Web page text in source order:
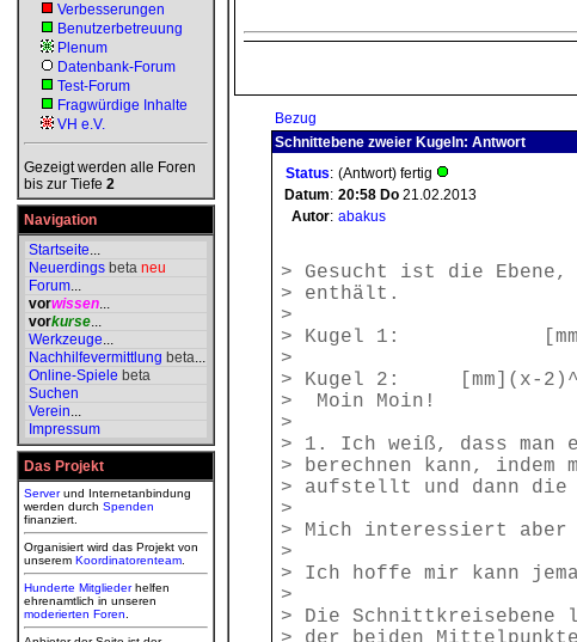
Verbesserungen
Benutzerbetreuung
Plenum
Datenbank-Forum
Test-Forum
Fragwürdige Inhalte
VH e.V.
Gezeigt werden alle Foren
bis zur Tiefe 2
Navigation
Startseite...
Neuerdings beta neu
Forum...
vorwissen...
vorkurse...
Werkzeuge...
Nachhilfevermittlung beta...
Online-Spiele beta
Suchen
Verein...
Impressum
Das Projekt
Serverund Internetanbindung
werden durch Spenden
finanziert.
Organisiert wird das Projekt von
unserem Koordinatorenteam
Hunderte Mitgliederhelfen
ehrenamtlich in unseren
moderierten Foren
Bezug
Schnittebene zweier Kugeln: Antwort
Status: (Antwort) fertig
Datum: 20:58 Do 21.02.2013
Autor: abakus
> Gesucht ist die
> enthält.
>
> Kugel 1: [mm]x^2
>
> Kugel 2: [mm](x-2)^2
> Moin Moin!
>
> 1. Ich weiß, dass man
> berechnen kann, indem
> aufstellt und dann die
>
> Mich interessiert aber
>
> Ich hoffe mir kann
>
> Die Schnittkreisebene